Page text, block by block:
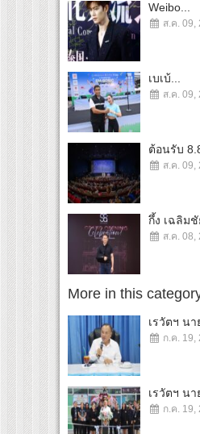
Weibo...
ส.ค. 09,
เบเบ้...
ส.ค. 09,
ต้อนรับ
ส.ค. 09,
กึ้ง เฉลิมชั
ส.ค. 08,
More in this
เรวัตฯ นา
ก.ค. 19,
เรวัตฯ นา
ก.ค. 19,